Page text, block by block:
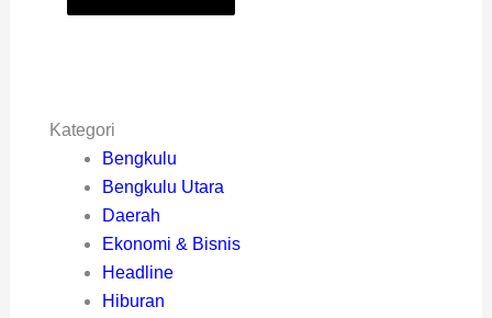
Kategori
Bengkulu
Bengkulu Utara
Daerah
Ekonomi & Bisnis
Headline
Hiburan